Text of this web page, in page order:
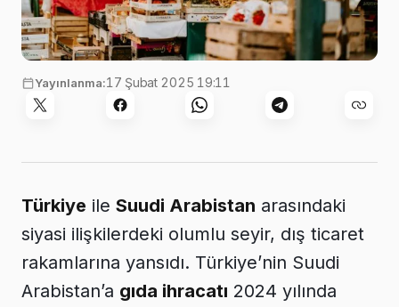
Görsel:Annie Spratt
Yayınlanma:17 Şubat 2025 19:11
Türkiye ile Suudi Arabistan arasındaki
siyasi ilişkilerdeki olumlu seyir, dış ticaret
rakamlarına yansıdı. Türkiye’nin Suudi
Arabistan’a gıda ihracatı 2024 yılında